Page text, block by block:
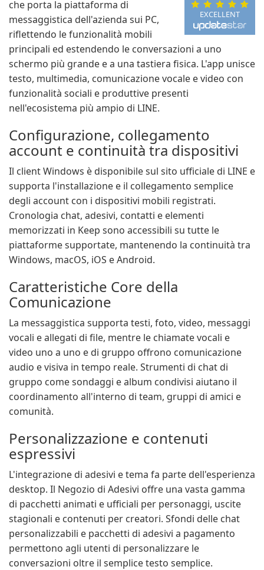
EXCELLENT
che porta la piattaforma di
messaggistica dell'azienda sui PC,
riflettendo le funzionalità mobili
principali ed estendendo le conversazioni a uno
schermo più grande e a una tastiera fisica. L'app unisce
testo, multimedia, comunicazione vocale e video con
funzionalità sociali e produttive presenti
nell'ecosistema più ampio di LINE.
Configurazione, collegamento
account e continuità tra dispositivi
Il client Windows è disponibile sul sito ufficiale di LINE e
supporta l'installazione e il collegamento semplice
degli account con i dispositivi mobili registrati.
Cronologia chat, adesivi, contatti e elementi
memorizzati in Keep sono accessibili su tutte le
piattaforme supportate, mantenendo la continuità tra
Windows, macOS, iOS e Android.
Caratteristiche Core della
Comunicazione
La messaggistica supporta testi, foto, video, messaggi
vocali e allegati di file, mentre le chiamate vocali e
video uno a uno e di gruppo offrono comunicazione
audio e visiva in tempo reale. Strumenti di chat di
gruppo come sondaggi e album condivisi aiutano il
coordinamento all'interno di team, gruppi di amici e
comunità.
Personalizzazione e contenuti
espressivi
L'integrazione di adesivi e tema fa parte dell'esperienza
desktop. Il Negozio di Adesivi offre una vasta gamma
di pacchetti animati e ufficiali per personaggi, uscite
stagionali e contenuti per creatori. Sfondi delle chat
personalizzabili e pacchetti di adesivi a pagamento
permettono agli utenti di personalizzare le
conversazioni oltre il semplice testo semplice.